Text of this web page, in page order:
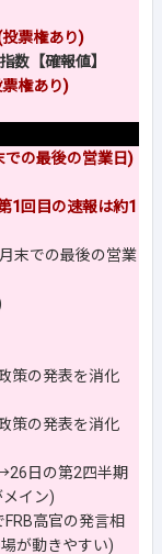
票権あり)
数【確報値】
権あり)
の最後の営業日)
1回目の速報は約1
末での最後の営業
策の発表を消化
策の発表を消化
日の第2四半期
イン)
高官の発言相
が動きやすい)